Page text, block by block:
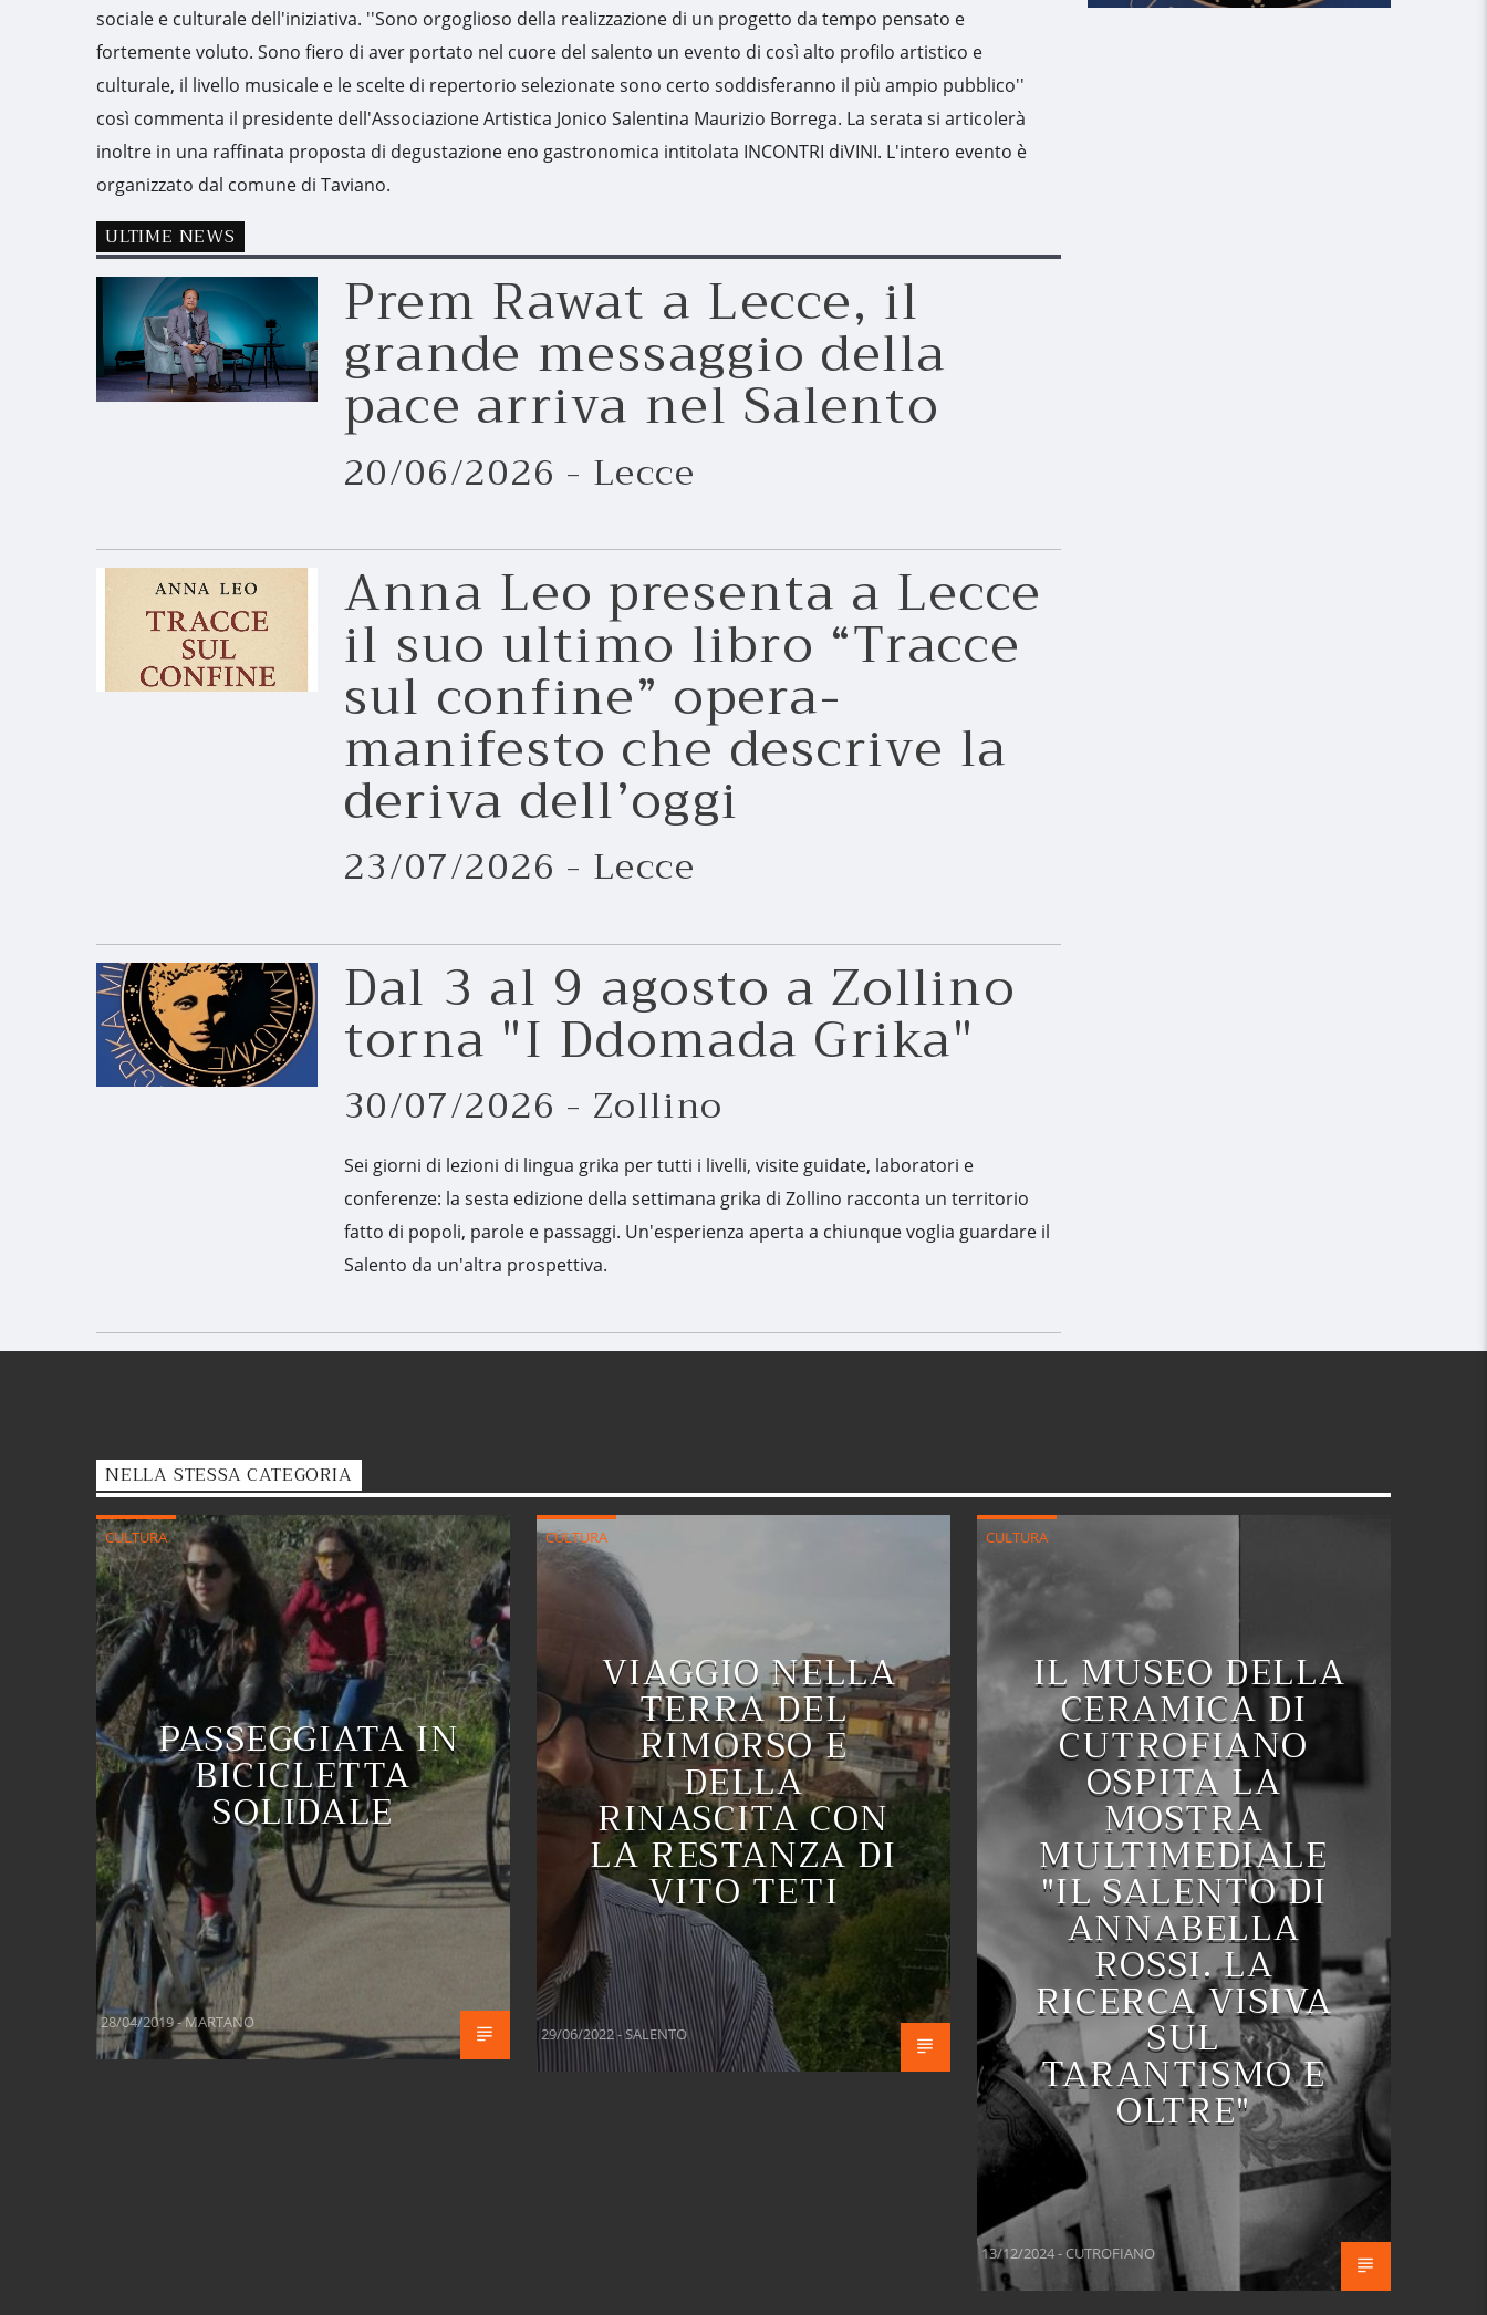
sociale e culturale dell'iniziativa. ''Sono orgoglioso della realizzazione di un progetto da tempo pensato e
fortemente voluto. Sono fiero di aver portato nel cuore del salento un evento di così alto profilo artistico e
culturale, il livello musicale e le scelte di repertorio selezionate sono certo soddisferanno il più ampio pubblico''
così commenta il presidente dell'Associazione Artistica Jonico Salentina Maurizio Borrega. La serata si articolerà
inoltre in una raffinata proposta di degustazione eno gastronomica intitolata INCONTRI diVINI. L'intero evento è
organizzato dal comune di Taviano.
ULTIME NEWS
Prem Rawat a Lecce, il
grande messaggio della
pace arriva nel Salento
20/06/2026 - Lecce
Anna Leo presenta a Lecce
il suo ultimo libro “Tracce
sul confine” opera-
manifesto che descrive la
deriva dell’oggi
23/07/2026 - Lecce
Dal 3 al 9 agosto a Zollino
torna "I Ddomada Grika"
30/07/2026 - Zollino
Sei giorni di lezioni di lingua grika per tutti i livelli, visite guidate, laboratori e
conferenze: la sesta edizione della settimana grika di Zollino racconta un territorio
fatto di popoli, parole e passaggi. Un'esperienza aperta a chiunque voglia guardare il
Salento da un'altra prospettiva.
NELLA STESSA CATEGORIA
CULTURA
PASSEGGIATA IN
BICICLETTA
SOLIDALE
28/04/2019 - MARTANO
CULTURA
VIAGGIO NELLA
TERRA DEL
RIMORSO E
DELLA
RINASCITA CON
LA RESTANZA DI
VITO TETI
29/06/2022 - SALENTO
CULTURA
IL MUSEO DELLA
CERAMICA DI
CUTROFIANO
OSPITA LA
MOSTRA
MULTIMEDIALE
"IL SALENTO DI
ANNABELLA
ROSSI. LA
RICERCA VISIVA
SUL
TARANTISMO E
OLTRE"
13/12/2024 - CUTROFIANO